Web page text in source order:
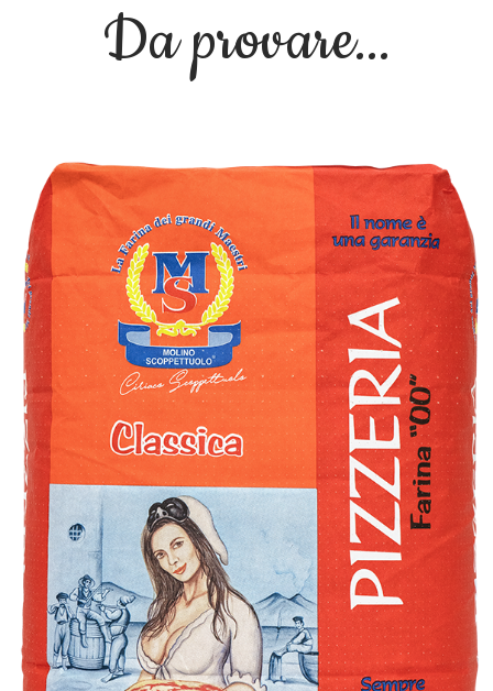
Da provare...